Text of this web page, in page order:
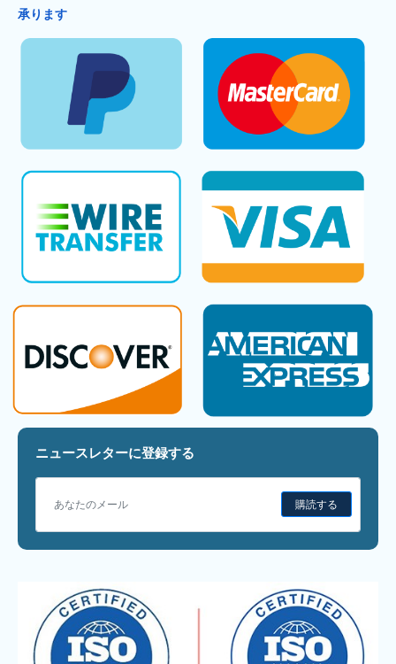
承ります
ニュースレターに登録する
購読する